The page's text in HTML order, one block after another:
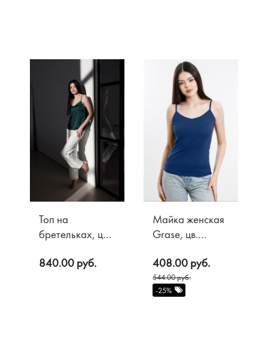
Акции
О компании
Доставка
Контакты
Оплата
Топ на
бретельках, цв.
840.00 руб.
Майка женская
Grase, цв.
408.00 руб.
544.00 руб.
-25%